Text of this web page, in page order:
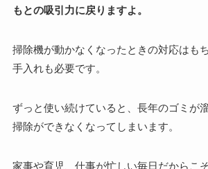
もとの吸引力に戻りますよ。
掃除機が動かなくなったときの対応はも
手入れも必要です。
ずっと使い続けていると、長年のゴミが
掃除ができなくなってしまいます。
家事や育児、仕事が忙しい毎日だからこ